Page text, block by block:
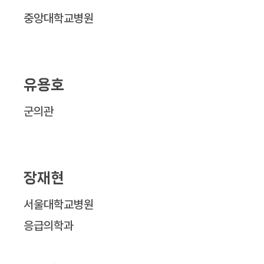
중앙대학교병원
유용호
군의관
장재현
서울대학교병원
응급의학과